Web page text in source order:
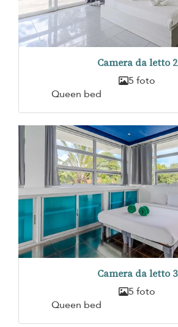
Camera da letto 2
5 foto
Queen bed
Camera da letto 3
5 foto
Queen bed